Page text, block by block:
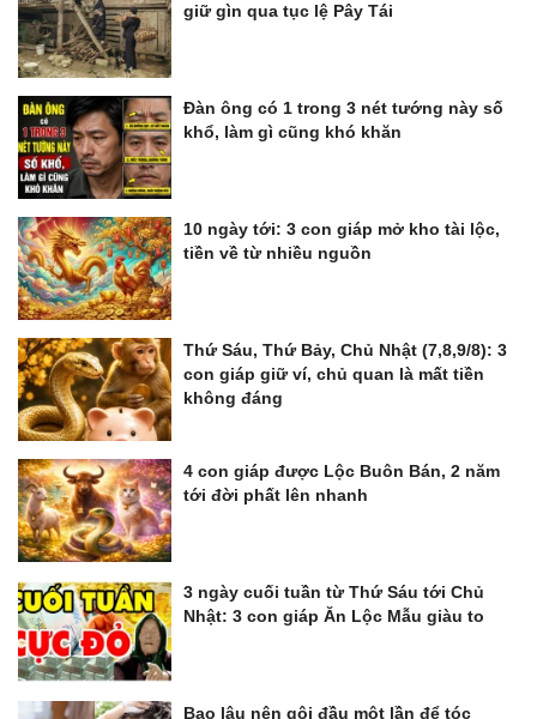
giữ gìn qua tục lệ Pây Tái
Đàn ông có 1 trong 3 nét tướng này số
khổ, làm gì cũng khó khăn
10 ngày tới: 3 con giáp mở kho tài lộc,
tiền về từ nhiều nguồn
Thứ Sáu, Thứ Bảy, Chủ Nhật (7,8,9/8): 3
con giáp giữ ví, chủ quan là mất tiền
không đáng
4 con giáp được Lộc Buôn Bán, 2 năm
tới đời phất lên nhanh
3 ngày cuối tuần từ Thứ Sáu tới Chủ
Nhật: 3 con giáp Ăn Lộc Mẫu giàu to
Bao lâu nên gội đầu một lần để tóc